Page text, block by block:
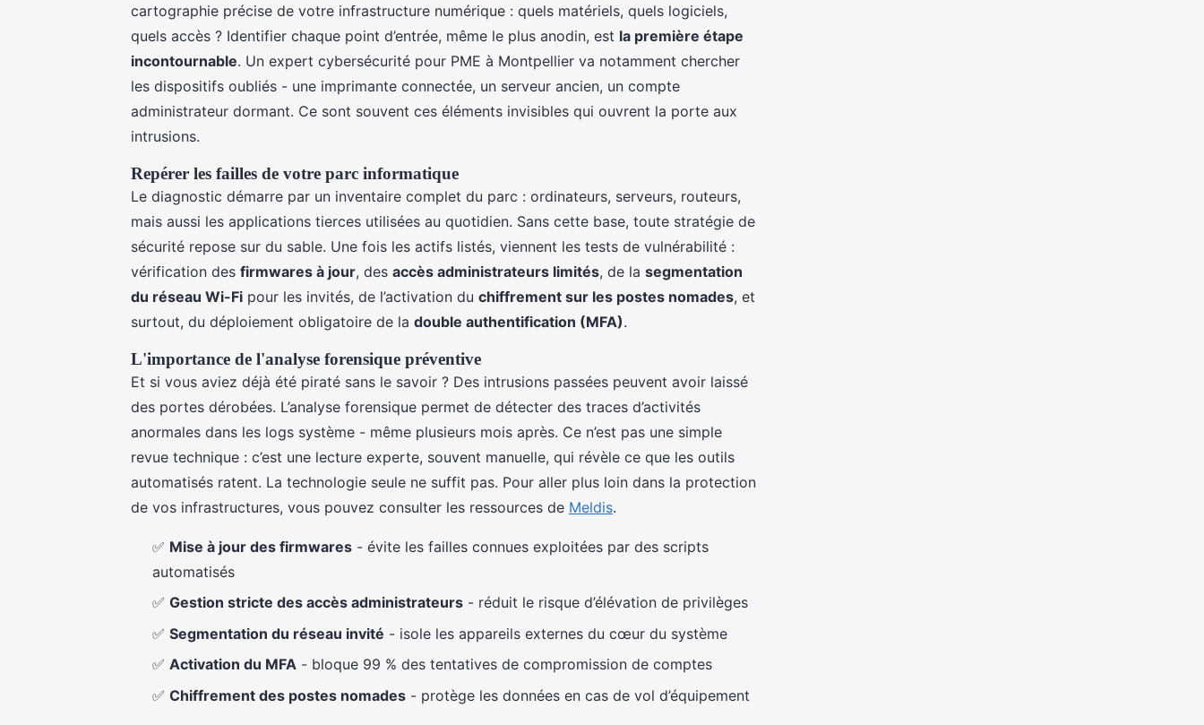
cartographie précise de votre infrastructure numérique : quels matériels, quels logiciels,
quels accès ? Identifier chaque point d’entrée, même le plus anodin, est la première étape
incontournable. Un expert cybersécurité pour PME à Montpellier va notamment chercher
les dispositifs oubliés - une imprimante connectée, un serveur ancien, un compte
administrateur dormant. Ce sont souvent ces éléments invisibles qui ouvrent la porte aux
intrusions.
Repérer les failles de votre parc informatique
Le diagnostic démarre par un inventaire complet du parc : ordinateurs, serveurs, routeurs,
mais aussi les applications tierces utilisées au quotidien. Sans cette base, toute stratégie de
sécurité repose sur du sable. Une fois les actifs listés, viennent les tests de vulnérabilité :
vérification des firmwares à jour, des accès administrateurs limités, de la segmentation
du réseau Wi-Fi pour les invités, de l’activation du chiffrement sur les postes nomades, et
surtout, du déploiement obligatoire de la double authentification (MFA).
L'importance de l'analyse forensique préventive
Et si vous aviez déjà été piraté sans le savoir ? Des intrusions passées peuvent avoir laissé
des portes dérobées. L’analyse forensique permet de détecter des traces d’activités
anormales dans les logs système - même plusieurs mois après. Ce n’est pas une simple
revue technique : c’est une lecture experte, souvent manuelle, qui révèle ce que les outils
automatisés ratent. La technologie seule ne suffit pas. Pour aller plus loin dans la protection
de vos infrastructures, vous pouvez consulter les ressources de Meldis.
✅ Mise à jour des firmwares - évite les failles connues exploitées par des scripts
automatisés
✅ Gestion stricte des accès administrateurs - réduit le risque d’élévation de privilèges
✅ Segmentation du réseau invité - isole les appareils externes du cœur du système
✅ Activation du MFA - bloque 99 % des tentatives de compromission de comptes
✅ Chiffrement des postes nomades - protège les données en cas de vol d’équipement